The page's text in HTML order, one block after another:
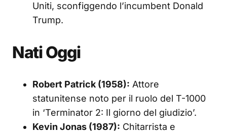
Uniti, sconfiggendo l’incumbent Donald
Trump.
Nati Oggi
Robert Patrick (1958): Attore
statunitense noto per il ruolo del T-1000
in ‘Terminator 2: Il giorno del giudizio’.
Kevin Jonas (1987): Chitarrista e